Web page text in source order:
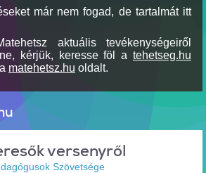
már nem fogad, de tartalmát itt
aktuális tevékenységeiről
kérjük, keresse föl a tehetseg.hu
matehetsz.hu oldalt.
versenyről
Szövetsége